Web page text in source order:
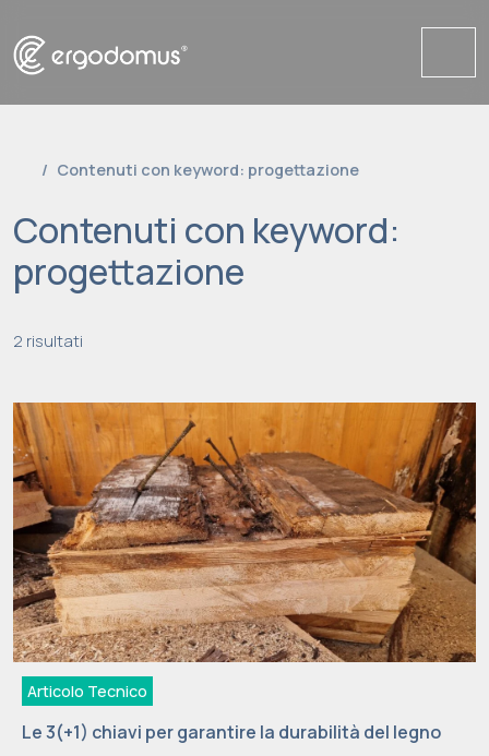
Contenuti con keyword: progettazione
Contenuti con keyword:
progettazione
2 risultati
Articolo Tecnico
Le 3(+1) chiavi per garantire la durabilità del legno